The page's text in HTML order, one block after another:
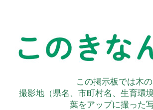
この掲示板では木
撮影地（県名、市町村名、生育環
葉をアップに撮った